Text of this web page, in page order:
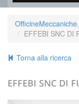
EFFEBI SNC DI
Torna alla ricerca
EFFEBI SNC DI